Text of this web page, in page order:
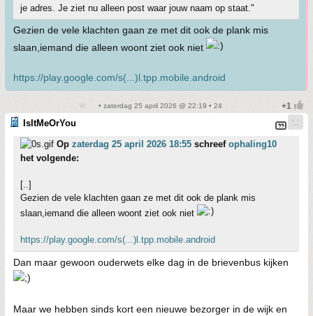
je adres. Je ziet nu alleen post waar jouw naam op staat."
Gezien de vele klachten gaan ze met dit ook de plank mis
slaan,iemand die alleen woont ziet ook niet
https://play.google.com/s(...)l.tpp.mobile.android
• zaterdag 25 april 2026 @ 22:19 • 24
IsItMeOrYou
Op zaterdag 25 april 2026 18:55 schreef ophaling10
het volgende:
[..]
Gezien de vele klachten gaan ze met dit ook de plank mis
slaan,iemand die alleen woont ziet ook niet
https://play.google.com/s(...)l.tpp.mobile.android
Dan maar gewoon ouderwets elke dag in de brievenbus kijken
Maar we hebben sinds kort een nieuwe bezorger in de wijk en